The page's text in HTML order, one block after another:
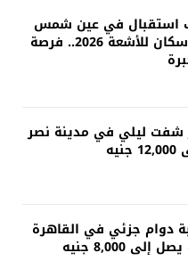
استقبال في عين شمس
بمركز تراست سكان للأشعة 2026.. فرصة
شفت ليلي في مدينة نصر
دوام جزئي في القاهرة
الجديدة براتب يصل إلى 8,000 جنيه